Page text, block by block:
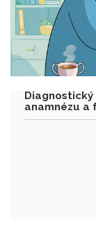
anamnézu a